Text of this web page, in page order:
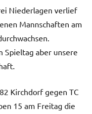
Niederlagen verlief
Mannschaften am
Spieltag aber unsere
Kirchdorf gegen TC
15 am Freitag die